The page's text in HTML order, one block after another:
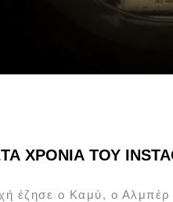
ΧΡΟΝΙΑ ΤΟΥ
έζησε ο Καμύ, ο